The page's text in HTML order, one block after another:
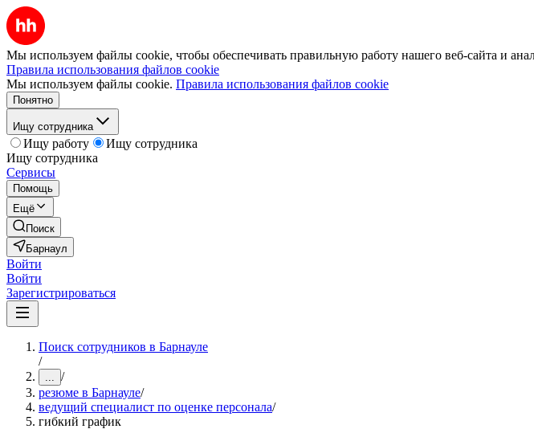
Мы используем файлы cookie, чтобы обеспечивать правильную работу нашего веб-сайта и
Правила использования файлов cookie
Мы используем файлы cookie. Правила использования файлов cookie
Понятно
Ищу сотрудника
Ищу работу
Ищу сотрудника
Ищу сотрудника
Сервисы
Помощь
Ещё
Поиск
Барнаул
Войти
Войти
Зарегистрироваться
Поиск сотрудников в Барнауле
/
... /
резюме в Барнауле/
ведущий специалист по оценке персонала/
гибкий график